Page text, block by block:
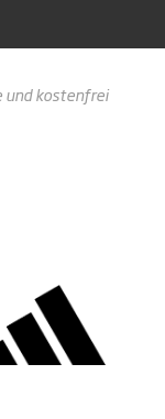
und kostenfrei